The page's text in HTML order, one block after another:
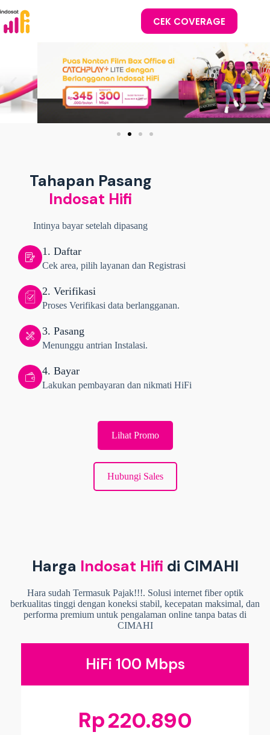
CEK COVERAGE
Tahapan Pasang
Indosat Hifi
Intinya bayar setelah dipasang
1. Daftar
Cek area, pilih layanan dan Registrasi
2. Verifikasi
Proses Verifikasi data berlangganan.
3. Pasang
Menunggu antrian Instalasi.
4. Bayar
Lakukan pembayaran dan nikmati HiFi
Lihat Promo
Hubungi Sales
Harga Indosat Hifi di CIMAHI
Hara sudah Termasuk Pajak!!!. Solusi internet fiber optik
berkualitas tinggi dengan koneksi stabil, kecepatan maksimal, dan
performa premium untuk pengalaman online tanpa batas di
CIMAHI
HiFi 100 Mbps
Rp220.890